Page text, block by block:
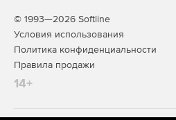
проектирование
окно, дверь,
лестница.
© 1993—2026 Softline
Условия использования
Политика конфиденциальности
Правила продажи
14+